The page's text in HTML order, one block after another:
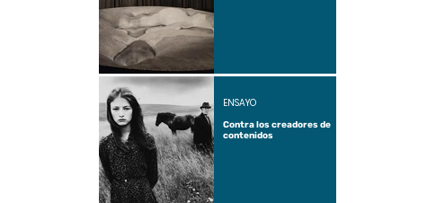
Contra los creadores de
contenidos
ENSAYO